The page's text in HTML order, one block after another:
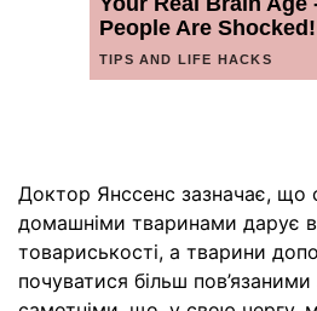
Доктор Янссенс зазначає, що
домашніми тваринами дарує
товариськості, а тварини
почуватися більш